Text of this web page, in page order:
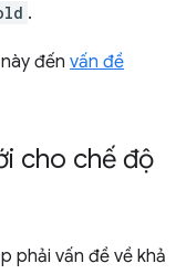
.
đến vấn đề
cho chế độ
phải vấn đề về khả